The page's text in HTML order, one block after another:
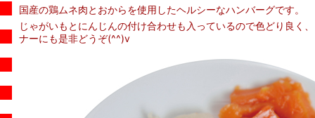
国産の鶏ムネ肉とおからを使用したヘルシーなハンバーグです。
じゃがいもとにんじんの付け合わせも入っているので色どり良く
ナーにも是非どうぞ(^^)v